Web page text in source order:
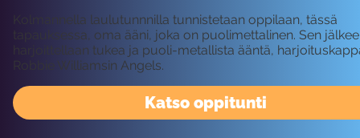
Katso oppitunti
Kolmannella laulutunnnilla tunnistetaan oppilaan, tässä
tapauksessa, oma ääni, joka on puolimettalinen. Sen
harjoittellaan tukea ja puoli-metallista ääntä,
Robbie Williamsin Angels.